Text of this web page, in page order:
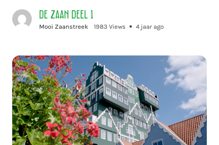
De Zaan deel 1
Mooi Zaanstreek 1983 Views 4 jaar ago